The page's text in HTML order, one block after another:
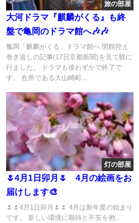
旅の部屋
大河ドラマ『麒麟がくる』も終
盤で亀岡のドラマ館へ🎶🎶
亀岡「麒麟がくる」ドラマ館へ 閉館控え
巻き返しの記事(17日京都新聞)を見て観に
行ました。 ドラマも後わずかで終了で
す。 在所である大山崎町...
灯の部屋
🌷4月1日卯月🌷 4月の絵画をお
届けします🎨
🌷🌷4月1日卯月🌷🌷 4月は新年度の始まり
です。 新しい環境に期待と不安を抱...